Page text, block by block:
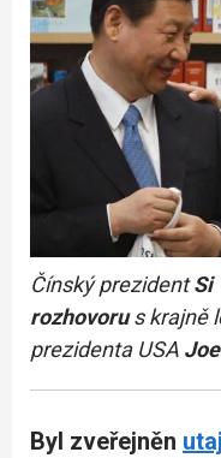
Čínský prezidentSi
rozhovorus krajně
prezidenta USA
Byl zveřejněn